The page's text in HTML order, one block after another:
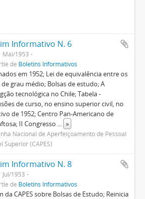
Informativo N. 6
Mai/1953
de Boletins Informativos
em 1952; Lei de equivalência entre os
grau médio; Bolsas de estudo; A
tecnológica no Chile; Tabela -
de curso, no ensino superior civil, no
de 1952; Centro Pan-Americano de
II Congresso ... »
Nacional de Aperfeiçoamento de Pessoal
Superior (CAPES)
Informativo N. 8
Jul/1953
de Boletins Informativos
da CAPES sobre Bolsas de Estudo; Reinicia